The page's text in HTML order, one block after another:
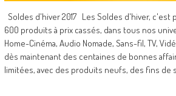
Soldes d'hiver 2017 Les Soldes d'hiver, c'est
600 produits à prix cassés, dans tous nos
Home-Cinéma, Audio Nomade, Sans-fil, TV,
dès maintenant des centaines de bonnes
limitées, avec des produits neufs, des fins de